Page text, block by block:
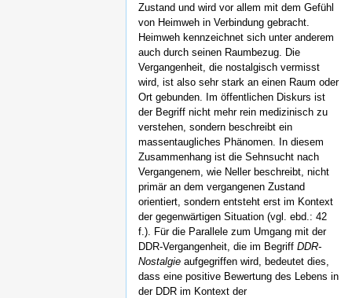
Zustand und wird vor allem mit dem Gefühl
von Heimweh in Verbindung gebracht.
Heimweh kennzeichnet sich unter anderem
auch durch seinen Raumbezug. Die
Vergangenheit, die nostalgisch vermisst
wird, ist also sehr stark an einen Raum oder
Ort gebunden. Im öffentlichen Diskurs ist
der Begriff nicht mehr rein medizinisch zu
verstehen, sondern beschreibt ein
massentaugliches Phänomen. In diesem
Zusammenhang ist die Sehnsucht nach
Vergangenem, wie Neller beschreibt, nicht
primär an dem vergangenen Zustand
orientiert, sondern entsteht erst im Kontext
der gegenwärtigen Situation (vgl. ebd.: 42
f.). Für die Parallele zum Umgang mit der
DDR-Vergangenheit, die im Begriff DDR-
Nostalgie aufgegriffen wird, bedeutet dies,
dass eine positive Bewertung des Lebens in
der DDR im Kontext der